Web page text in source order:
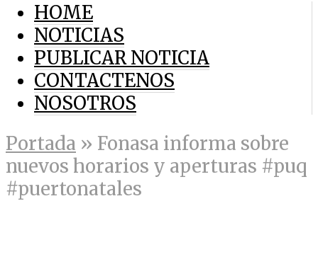
HOME
NOTICIAS
PUBLICAR NOTICIA
CONTACTENOS
NOSOTROS
Portada » Fonasa informa sobre
nuevos horarios y aperturas #puq
#puertonatales